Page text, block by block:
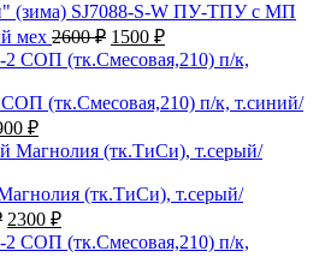
(зима) SJ7088-S-W ПУ-ТПУ с МП
мех 2600₽ Первоначальная
цена
составляла
2600 ₽.
1500 ₽Текущая
цена:
(тк.Смесовая,210) п/к, т.синий/
₽.
₽Текущая
цена:
(тк.ТиСи), т.серый/
Первоначальная
цена
составляла
2300 ₽Текущая
цена: